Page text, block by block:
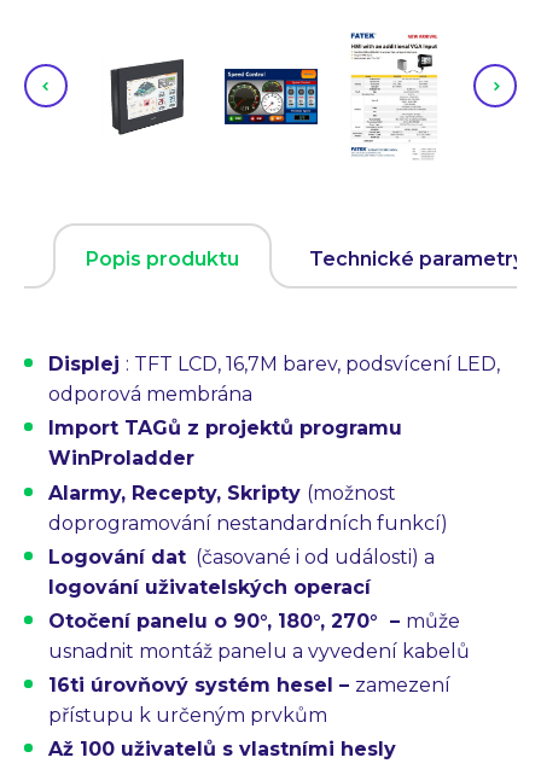
Popis produktu Technické parametry
Displej : TFT LCD, 16,7M barev, podsvícení LED,
odporová membrána
Import TAGů z projektů programu
WinProladder
Alarmy, Recepty, Skripty (možnost
doprogramování nestandardních funkcí)
Logování dat (časované i od události) a
logování uživatelských operací
Otočení panelu o 90°, 180°, 270° – může
usnadnit montáž panelu a vyvedení kabelů
16ti úrovňový systém hesel – zamezení
přístupu k určeným prvkům
Až 100 uživatelů s vlastními hesly